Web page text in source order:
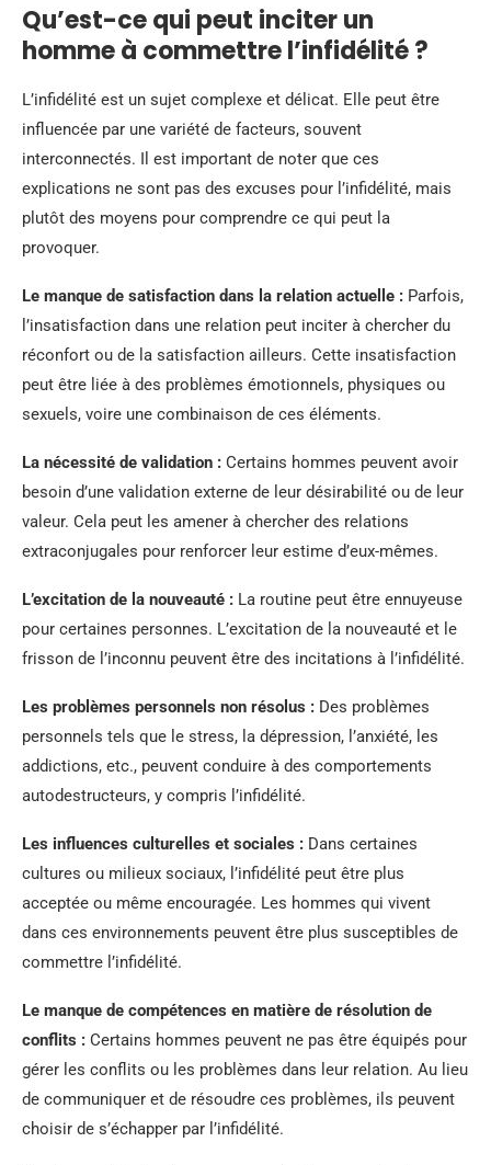
Qu’est-ce qui peut inciter un
homme à commettre l’infidélité ?
L’infidélité est un sujet complexe et délicat. Elle peut être
influencée par une variété de facteurs, souvent
interconnectés. Il est important de noter que ces
explications ne sont pas des excuses pour l’infidélité, mais
plutôt des moyens pour comprendre ce qui peut la
provoquer.
Le manque de satisfaction dans la relation actuelle : Parfois,
l’insatisfaction dans une relation peut inciter à chercher du
réconfort ou de la satisfaction ailleurs. Cette insatisfaction
peut être liée à des problèmes émotionnels, physiques ou
sexuels, voire une combinaison de ces éléments.
La nécessité de validation : Certains hommes peuvent avoir
besoin d’une validation externe de leur désirabilité ou de leur
valeur. Cela peut les amener à chercher des relations
extraconjugales pour renforcer leur estime d’eux-mêmes.
L’excitation de la nouveauté : La routine peut être ennuyeuse
pour certaines personnes. L’excitation de la nouveauté et le
frisson de l’inconnu peuvent être des incitations à l’infidélité.
Les problèmes personnels non résolus : Des problèmes
personnels tels que le stress, la dépression, l’anxiété, les
addictions, etc., peuvent conduire à des comportements
autodestructeurs, y compris l’infidélité.
Les influences culturelles et sociales : Dans certaines
cultures ou milieux sociaux, l’infidélité peut être plus
acceptée ou même encouragée. Les hommes qui vivent
dans ces environnements peuvent être plus susceptibles de
commettre l’infidélité.
Le manque de compétences en matière de résolution de
conflits : Certains hommes peuvent ne pas être équipés pour
gérer les conflits ou les problèmes dans leur relation. Au lieu
de communiquer et de résoudre ces problèmes, ils peuvent
choisir de s’échapper par l’infidélité.